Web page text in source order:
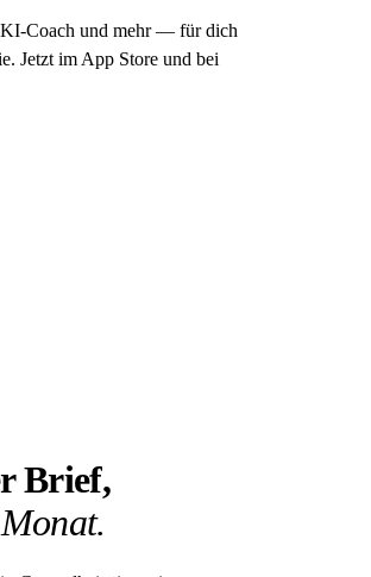
Coach und mehr — für dich
Jetzt im App Store und bei
Brief,